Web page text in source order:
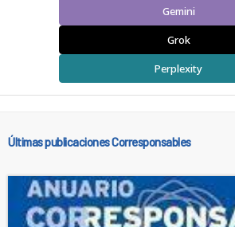
Gemini
Grok
Perplexity
Últimas publicaciones Corresponsables